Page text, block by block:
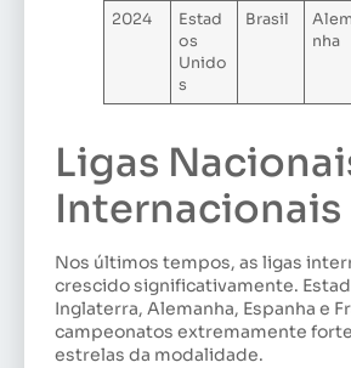
2024
Estad
os
Unido
s
Brasil
nha
Ligas
Internacionais
Nos últimos tempos, as ligas
crescido significativamente.
Inglaterra, Alemanha, Espanha e
campeonatos extremamente
estrelas da modalidade.